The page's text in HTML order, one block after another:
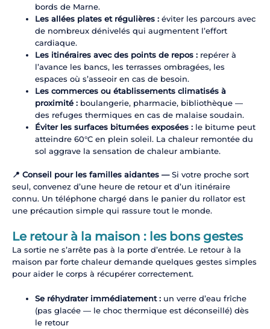
bords de Marne.
Les allées plates et régulières :éviter les parcours avec
de nombreux dénivelés qui augmentent l’effort
cardiaque.
Les itinéraires avec des points de repos :repérer à
l’avance les bancs, les terrasses ombragées, les
espaces où s’asseoir en cas de besoin.
Les commerces ou établissements climatisés à
proximité :boulangerie, pharmacie, bibliothèque —
des refuges thermiques en cas de malaise soudain.
Éviter les surfaces bitumées exposées :le bitume peut
atteindre 60°C en plein soleil. La chaleur remontée du
sol aggrave la sensation de chaleur ambiante.
📍 Conseil pour les familles aidantes — Si votre proche sort
seul, convenez d’une heure de retour et d’un itinéraire
connu. Un téléphone chargé dans le panier du rollator est
une précaution simple qui rassure tout le monde.
Le retour à la maison : les bons gestes
La sortie ne s’arrête pas à la porte d’entrée. Le retour à la
maison par forte chaleur demande quelques gestes simples
pour aider le corps à récupérer correctement.
Se réhydrater immédiatement :un verre d’eau frîche
(pas glacée — le choc thermique est déconseillé) dès
le retour